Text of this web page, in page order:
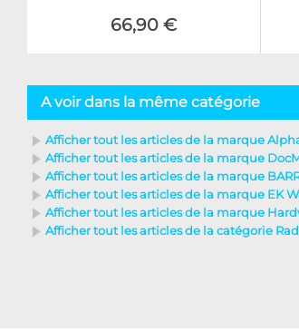
66,90 €
A voir dans la même catégorie
Afficher tout les articles de la marque
Afficher tout les articles de la marque
Afficher tout les articles de la marque
Afficher tout les articles de la marque EK
Afficher tout les articles de la marque
Afficher tout les articles de la catégorie